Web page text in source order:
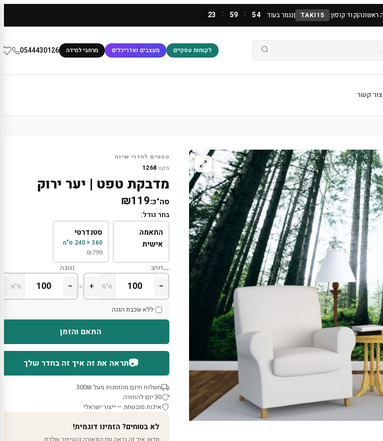
|קוד קופון: TAKI15
|נגמר בעוד 23 : 59 : 52
לקוחות עסקיים מעצבים ואדריכלים מרחבי למידה 0544430126
צור קשר
טפטים לחדרי שינה
מקט:1268
מדבקת טפט | יער ירוק
סה"כ:₪119
בחר גודל:
התאמה
אישית
סטנדרטי
360 × 240 ס"מ
₪799
רוחב
− ס"מ +
×
גובה
− ס"מ
ללא שכבת הגנה
התאם והזמן
📷תראה את זה איך זה בחדר שלך
משלוח חינם מהזמנות מעל 300₪
30 יום להחזרה
איכות מובטחת — ייצור ישראלי
לא בטוחים? הזמינו דוגמית!